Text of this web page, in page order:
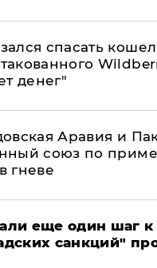
спасать
денег"
Аравия и
союз по
гневе
еще один шаг к
санкций"